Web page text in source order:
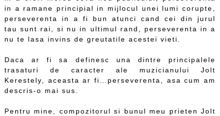
in a ramane principial in mijlocul unei lumi corupte,
perseverenta in a fi bun atunci cand cei din jurul
tau sunt rai, si nu in ultimul rand, perseverenta in a
nu te lasa invins de greutatile acestei vieti.
Daca ar fi sa definesc una dintre principalele
trasaturi de caracter ale muzicianului Jolt
Kerestely, aceasta ar fi…perseverenta, asa cum am
descris-o mai sus.
Pentru mine, compozitorul si bunul meu prieten Jolt